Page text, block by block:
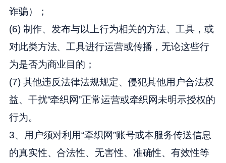
诈骗）；
(6) 制作、发布与以上行为相关的方法、工具，或
对此类方法、工具进行运营或传播，无论这些行
为是否为商业目的；
(7) 其他违反法律法规规定、侵犯其他用户合法权
益、干扰“牵织网”正常运营或牵织网未明示授权的
行为。
3、用户须对利用“牵织网”账号或本服务传送信息
的真实性、合法性、无害性、准确性、有效性等